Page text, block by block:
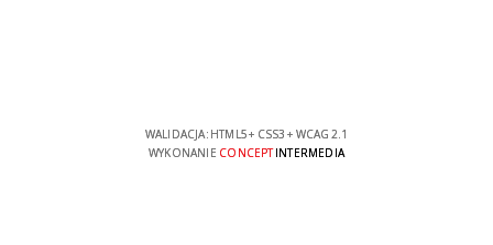
WALIDACJA: HTML5+ CSS3 + WCAG 2.1
WYKONANIE CONCEPTINTERMEDIA